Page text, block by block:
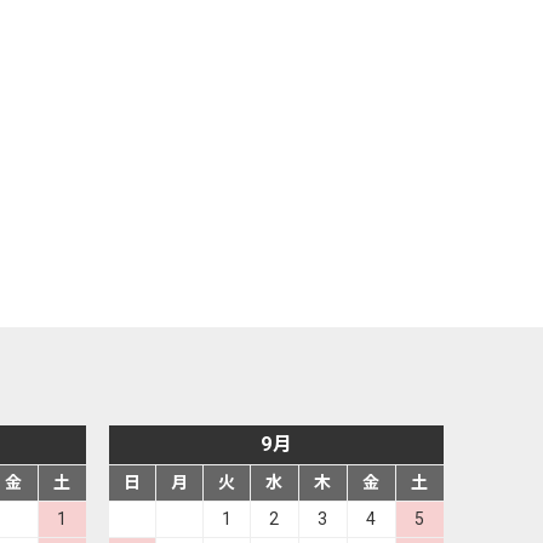
金
土
1
9月
日 月 火 水 木 金
土
1
2 3 4
5